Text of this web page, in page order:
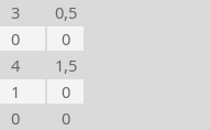
3
0,5
0
0
4
1,5
1
0
0
0